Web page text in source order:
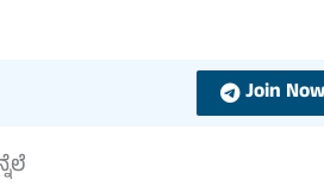
Join Now